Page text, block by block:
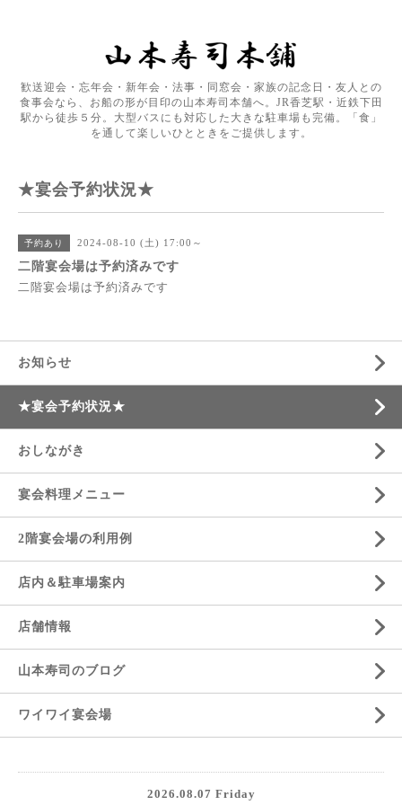
歓送迎会・忘年会・新年会・法事・同窓会・家族の記念日・友人との
食事会なら、お船の形が目印の山本寿司本舗へ。JR香芝駅・近鉄下田
駅から徒歩５分。大型バスにも対応した大きな駐車場も完備。「食」
を通して楽しいひとときをご提供します。
★宴会予約状況★
予約あり 2024-08-10 (土) 17:00～
二階宴会場は予約済みです
二階宴会場は予約済みです
お知らせ
★宴会予約状況★
おしながき
宴会料理メニュー
2階宴会場の利用例
店内＆駐車場案内
店舗情報
山本寿司のブログ
ワイワイ宴会場
2026.08.07 Friday